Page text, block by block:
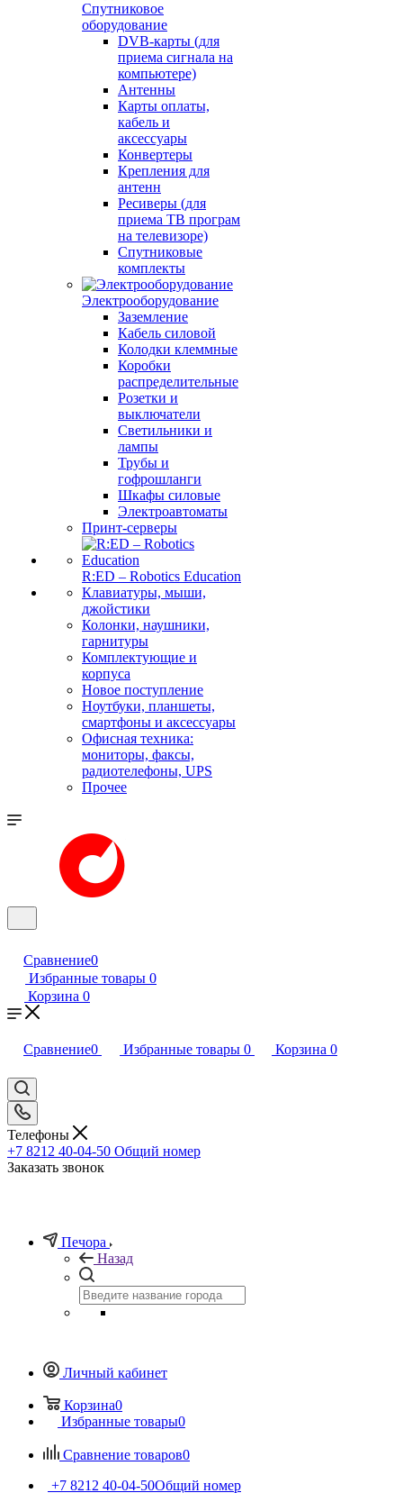
Спутниковое
оборудование
DVB-карты (для
приема сигнала на
компьютере)
Антенны
Карты оплаты,
кабель и
аксессуары
Конвертеры
Крепления для
антенн
Ресиверы (для
приема ТВ програм
на телевизоре)
Спутниковые
комплекты
Электрооборудование
Заземление
Кабель силовой
Колодки клеммные
Коробки
распределительные
Розетки и
выключатели
Светильники и
лампы
Трубы и
гофрошланги
Шкафы силовые
Электроавтоматы
Принт-серверы
R:ED – Robotics Education
Клавиатуры, мыши,
джойстики
Колонки, наушники,
гарнитуры
Комплектующие и
корпуса
Новое поступление
Ноутбуки, планшеты,
смартфоны и аксессуары
Офисная техника:
мониторы, факсы,
радиотелефоны, UPS
Прочее
Сравнение0
Избранные товары 0
Корзина 0
Сравнение0 Избранные товары 0 Корзина 0
Телефоны
+7 8212 40-04-50 Общий номер
Заказать звонок
Печора
Назад
Личный кабинет
Корзина0
Избранные товары0
Сравнение товаров0
+7 8212 40-04-50Общий номер